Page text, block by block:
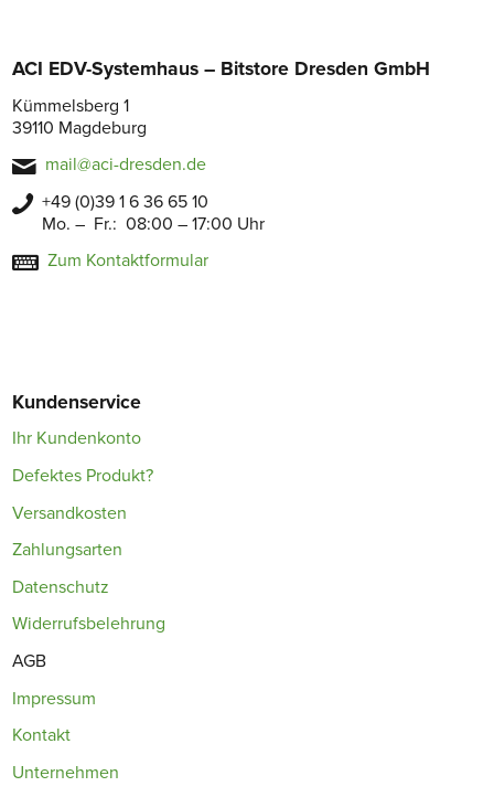
ACI EDV-Systemhaus – Bitstore Dresden GmbH
Kümmelsberg 1
39110 Magdeburg
mail@aci-dresden.de
+49 (0)39 1 6 36 65 10
Mo. – Fr.: 08:00 – 17:00 Uhr
Zum Kontaktformular
Kundenservice
Ihr Kundenkonto
Defektes Produkt?
Versandkosten
Zahlungsarten
Datenschutz
Widerrufsbelehrung
AGB
Impressum
Kontakt
Unternehmen